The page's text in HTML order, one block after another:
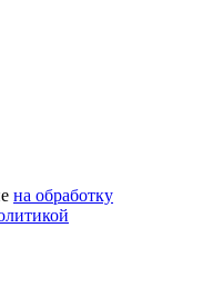
на обработку